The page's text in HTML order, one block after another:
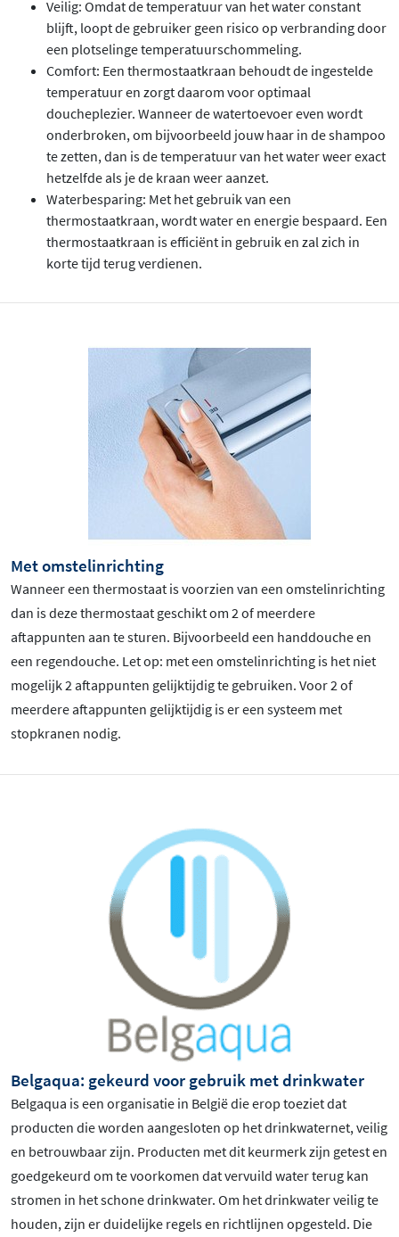
Veilig: Omdat de temperatuur van het water constant
blijft, loopt de gebruiker geen risico op verbranding door
een plotselinge temperatuurschommeling.
Comfort: Een thermostaatkraan behoudt de ingestelde
temperatuur en zorgt daarom voor optimaal
doucheplezier. Wanneer de watertoevoer even wordt
onderbroken, om bijvoorbeeld jouw haar in de shampoo
te zetten, dan is de temperatuur van het water weer exact
hetzelfde als je de kraan weer aanzet.
Waterbesparing: Met het gebruik van een
thermostaatkraan, wordt water en energie bespaard. Een
thermostaatkraan is efficiënt in gebruik en zal zich in
korte tijd terug verdienen.
Met omstelinrichting
Wanneer een thermostaat is voorzien van een omstelinrichting
dan is deze thermostaat geschikt om 2 of meerdere
aftappunten aan te sturen. Bijvoorbeeld een handdouche en
een regendouche. Let op: met een omstelinrichting is het niet
mogelijk 2 aftappunten gelijktijdig te gebruiken. Voor 2 of
meerdere aftappunten gelijktijdig is er een systeem met
stopkranen nodig.
Belgaqua: gekeurd voor gebruik met drinkwater
Belgaqua is een organisatie in België die erop toeziet dat
producten die worden aangesloten op het drinkwaternet, veilig
en betrouwbaar zijn. Producten met dit keurmerk zijn getest en
goedgekeurd om te voorkomen dat vervuild water terug kan
stromen in het schone drinkwater. Om het drinkwater veilig te
houden, zijn er duidelijke regels en richtlijnen opgesteld. Die